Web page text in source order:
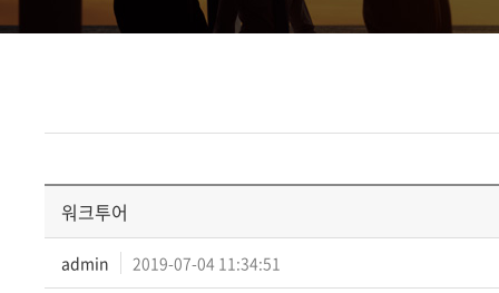
워크투어
admin 2019-07-04 11:34:51